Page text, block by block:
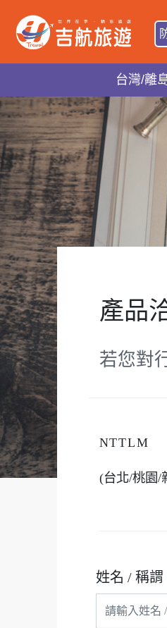
台灣/離
產品
若您對
NTTLM
(台北/桃園/
姓名 / 稱謂